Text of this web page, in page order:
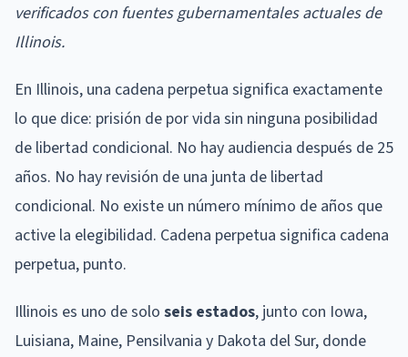
verificados con fuentes gubernamentales actuales de
Illinois.
En Illinois, una cadena perpetua significa exactamente
lo que dice: prisión de por vida sin ninguna posibilidad
de libertad condicional. No hay audiencia después de 25
años. No hay revisión de una junta de libertad
condicional. No existe un número mínimo de años que
active la elegibilidad. Cadena perpetua significa cadena
perpetua, punto.
Illinois es uno de solo seis estados, junto con Iowa,
Luisiana, Maine, Pensilvania y Dakota del Sur, donde